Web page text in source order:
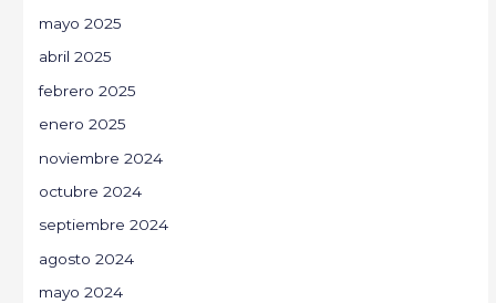
mayo 2025
abril 2025
febrero 2025
enero 2025
noviembre 2024
octubre 2024
septiembre 2024
agosto 2024
mayo 2024